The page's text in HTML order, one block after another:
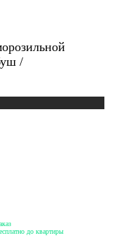
/
до квартиры